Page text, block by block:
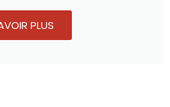
PLUS